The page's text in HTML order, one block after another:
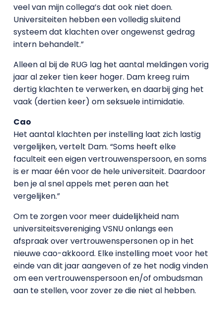
veel van mijn collega’s dat ook niet doen.
Universiteiten hebben een volledig sluitend
systeem dat klachten over ongewenst gedrag
intern behandelt.”
Alleen al bij de RUG lag het aantal meldingen vorig
jaar al zeker tien keer hoger. Dam kreeg ruim
dertig klachten te verwerken, en daarbij ging het
vaak (dertien keer) om seksuele intimidatie.
Cao
Het aantal klachten per instelling laat zich lastig
vergelijken, vertelt Dam. “Soms heeft elke
faculteit een eigen vertrouwenspersoon, en soms
is er maar één voor de hele universiteit. Daardoor
ben je al snel appels met peren aan het
vergelijken.”
Om te zorgen voor meer duidelijkheid nam
universiteitsvereniging VSNU onlangs een
afspraak over vertrouwenspersonen op in het
nieuwe cao-akkoord. Elke instelling moet voor het
einde van dit jaar aangeven of ze het nodig vinden
om een vertrouwenspersoon en/of ombudsman
aan te stellen, voor zover ze die niet al hebben.